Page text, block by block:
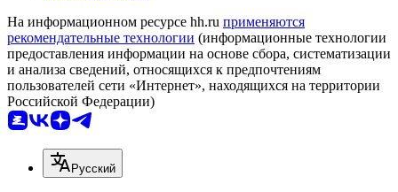
На информационном ресурсе hh.ru применяются
рекомендательные технологии (информационные технологии
предоставления информации на основе сбора, систематизации
и анализа сведений, относящихся к предпочтениям
пользователей сети «Интернет», находящихся на территории
Российской Федерации)
Русский